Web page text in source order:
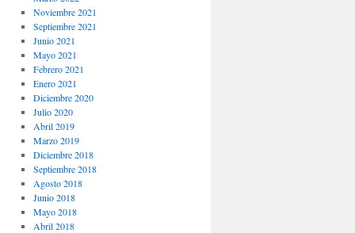
Noviembre 2021
Septiembre 2021
Junio 2021
Mayo 2021
Febrero 2021
Enero 2021
Diciembre 2020
Julio 2020
Abril 2019
Marzo 2019
Diciembre 2018
Septiembre 2018
Agosto 2018
Junio 2018
Mayo 2018
Abril 2018